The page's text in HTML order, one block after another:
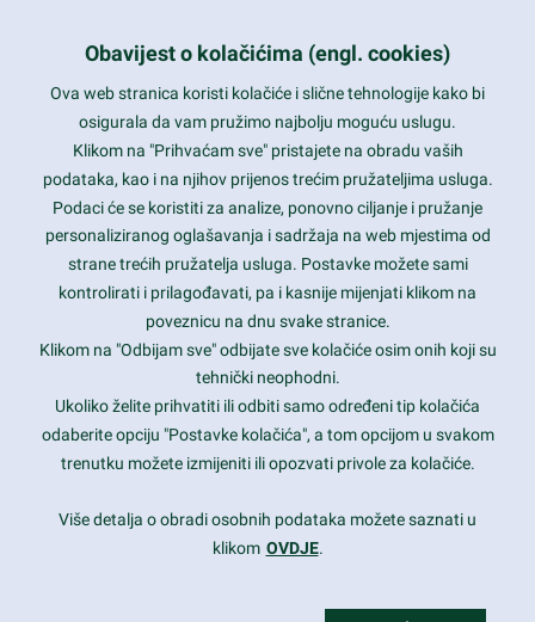
Latest trends and much more...
Contact Info
1600 Amphitheatre Parkway, Mountain View, CA 94043
prothemes.net@gmail.com
Daily: 9:00 am - 6:00 pm
Sunday: Closed
Copyright 2017FRESHFACE© All Rights Reserved
Obavijest o kolačićima (engl. cookies)
Ova web stranica koristi kolačiće i slične tehnologije kako bi
osigurala da vam pružimo najbolju moguću uslugu.
Klikom na "Prihvaćam sve" pristajete na obradu vaših
podataka, kao i na njihov prijenos trećim pružateljima usluga.
Podaci će se koristiti za analize, ponovno ciljanje i pružanje
personaliziranog oglašavanja i sadržaja na web mjestima od
strane trećih pružatelja usluga. Postavke možete sami
kontrolirati i prilagođavati, pa i kasnije mijenjati klikom na
poveznicu na dnu svake stranice.
Klikom na "Odbijam sve" odbijate sve kolačiće osim onih koji su
tehnički neophodni.
Ukoliko želite prihvatiti ili odbiti samo određeni tip kolačića
odaberite opciju "Postavke kolačića", a tom opcijom u svakom
trenutku možete izmijeniti ili opozvati privole za kolačiće.
Više detalja o obradi osobnih podataka možete saznati u
klikom OVDJE.